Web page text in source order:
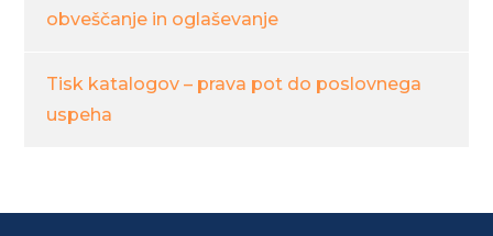
obveščanje in oglaševanje
Tisk katalogov – prava pot do poslovnega
uspeha